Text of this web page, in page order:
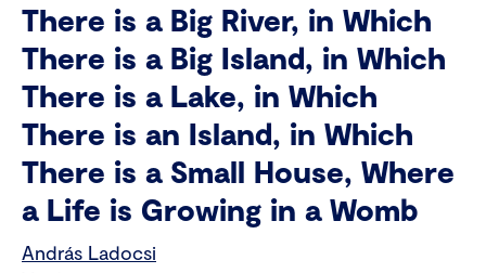
There is a Big River, in Which
There is a Big Island, in Which
There is a Lake, in Which
There is an Island, in Which
There is a Small House, Where
a Life is Growing in a Womb
András Ladocsi